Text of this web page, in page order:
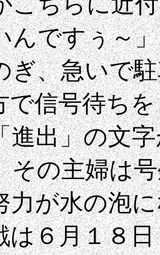
んですぅ～
ぎ、急いで
で信号待ち
進出」の文
その主婦は
力が水の泡
は６月１８